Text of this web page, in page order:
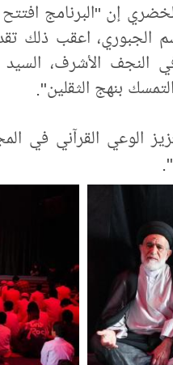
إن "البرنامج افتتح
الجبوري، اعقب ذلك
النجف الأشرف،
بنهج الثقلين".
الوعي القرآني في